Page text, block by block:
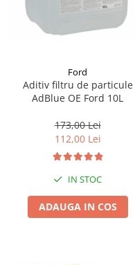
Ford
Aditiv filtru de particule
AdBlue OE Ford 10L
173,00 Lei
112,00 Lei
IN STOC
ADAUGA IN COS